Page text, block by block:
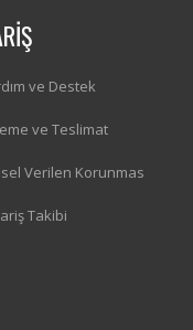
ve Destek
ve Teslimat
Verilen Korunmas
Takibi